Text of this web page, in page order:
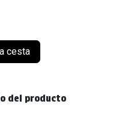
cesta
del producto